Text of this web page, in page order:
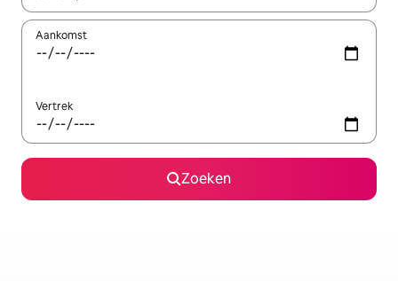
Aankomst
Vertrek
Zoeken